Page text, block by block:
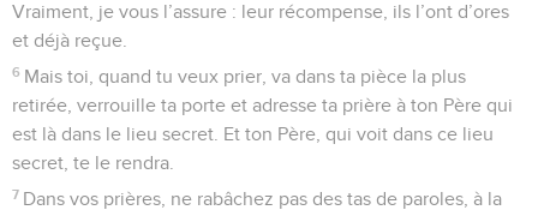
Vraiment, je vous l’assure : leur récompense, ils l’ont d’ores
et déjà reçue.
6 Mais toi, quand tu veux prier, va dans ta pièce la plus
retirée, verrouille ta porte et adresse ta prière à ton Père qui
est là dans le lieu secret. Et ton Père, qui voit dans ce lieu
secret, te le rendra.
7 Dans vos prières, ne rabâchez pas des tas de paroles, à la